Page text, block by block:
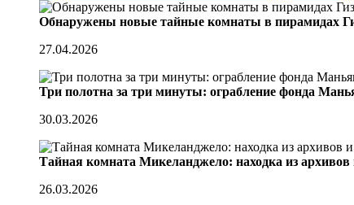
Обнаружены новые тайные комнаты в пирамидах
27.04.2026
Три полотна за три минуты: ограбление фонда
30.03.2026
Тайная комната Микеланджело: находка из
26.03.2026